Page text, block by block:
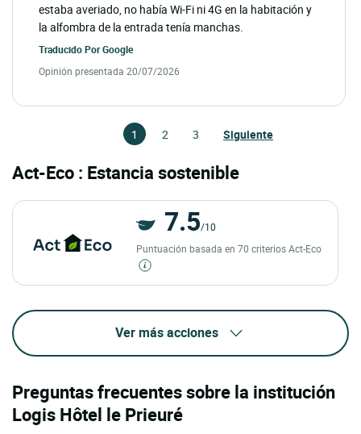
estaba averiado, no había Wi-Fi ni 4G en la habitación y
la alfombra de la entrada tenía manchas.
Traducido PorGoogle
Opinión presentada 20/07/2026
1 2 3 Siguiente
Act-Eco : Estancia sostenible
7.5/10
Puntuación basada en 70 criterios Act-Eco
Ver más acciones
Preguntas frecuentes sobre la institución
Logis Hôtel le Prieuré